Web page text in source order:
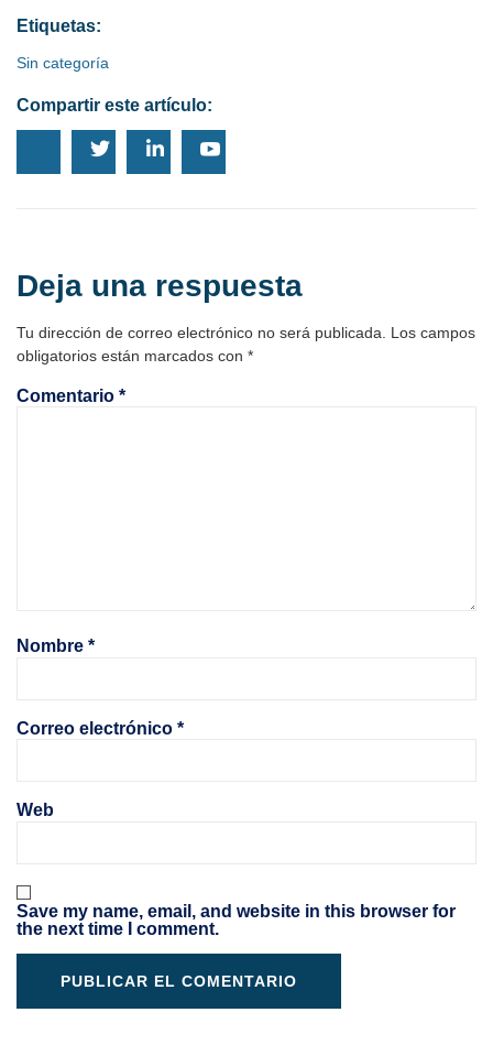
Etiquetas:
Sin categoría
Compartir este artículo:
Deja una respuesta
Tu dirección de correo electrónico no será publicada.
Los campos
obligatorios están marcados con *
Comentario *
Nombre *
Correo electrónico *
Web
Save my name, email, and website in this browser for
the next time I comment.